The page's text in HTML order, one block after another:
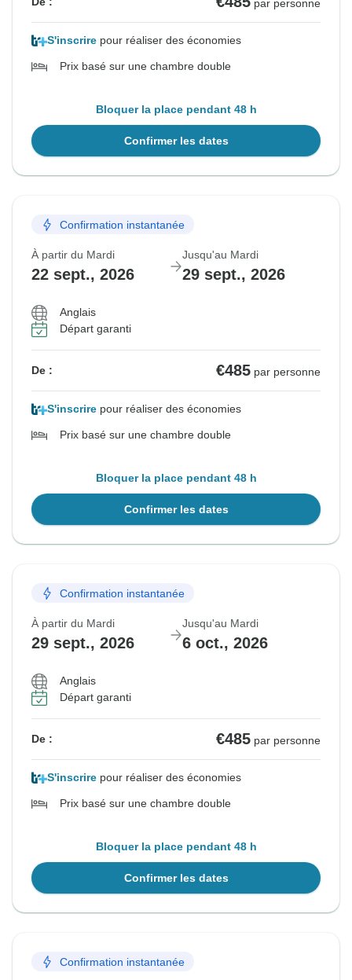
par personne
S'inscrire pour réaliser des économies
Prix basé sur une chambre double
Bloquer la place pendant 48 h
Confirmer les dates
Confirmation instantanée
À partir du Mardi
22 sept., 2026
Jusqu'au Mardi
29 sept., 2026
Anglais
Départ garanti
De : €485 par personne
S'inscrire pour réaliser des économies
Prix basé sur une chambre double
Bloquer la place pendant 48 h
Confirmer les dates
Confirmation instantanée
À partir du Mardi
29 sept., 2026
Jusqu'au Mardi
6 oct., 2026
Anglais
Départ garanti
De : €485 par personne
S'inscrire pour réaliser des économies
Prix basé sur une chambre double
Bloquer la place pendant 48 h
Confirmer les dates
Confirmation instantanée